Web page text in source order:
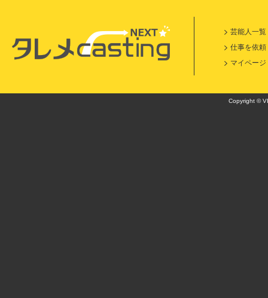
芸能人一覧
仕事を依頼
マイページ
Copyright ©